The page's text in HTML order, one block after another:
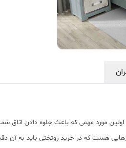
مورد مهمی که باعث جلوه دادن
هست که در خرید روتختی باید به